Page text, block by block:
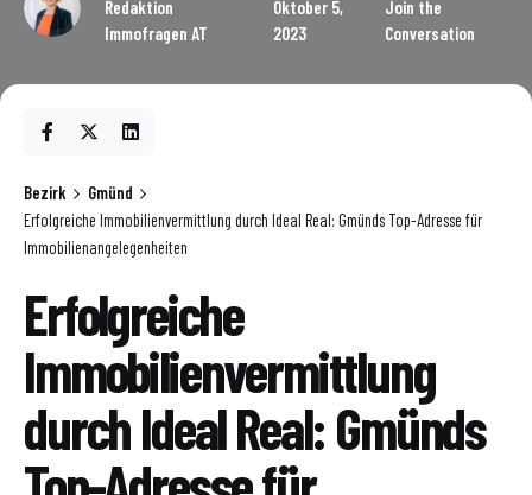
Redaktion
Immofragen AT
Oktober 5,
2023
Join the
Conversation
Bezirk
Gmünd
Erfolgreiche Immobilienvermittlung durch Ideal Real: Gmünds Top-Adresse für
Immobilienangelegenheiten
Erfolgreiche
Immobilienvermittlung
durch Ideal Real: Gmünds